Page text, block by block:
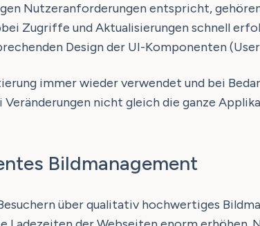
Nutzeranforderungen entspricht,
Zugriffe und Aktualisierungen schnell
Design der UI-Komponenten
immer wieder verwendet und bei
nicht gleich die ganze
Bildmanagement
über qualitativ hochwertiges